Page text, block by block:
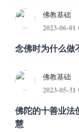
佛教基础
2023-06-01
念佛时为什么做
佛教基础
2023-05-31
佛陀的十善业法
慧